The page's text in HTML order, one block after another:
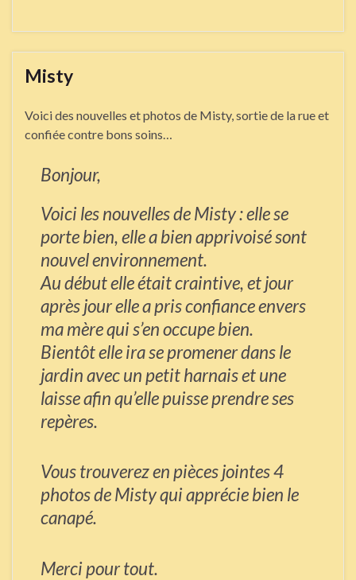
Misty
Voici des nouvelles et photos de Misty, sortie de la rue et
confiée contre bons soins…
Bonjour,
Voici les nouvelles de Misty : elle se
porte bien, elle a bien apprivoisé sont
nouvel environnement.
Au début elle était craintive, et jour
après jour elle a pris confiance envers
ma mère qui s’en occupe bien.
Bientôt elle ira se promener dans le
jardin avec un petit harnais et une
laisse afin qu’elle puisse prendre ses
repères.
Vous trouverez en pièces jointes 4
photos de Misty qui apprécie bien le
canapé.
Merci pour tout.